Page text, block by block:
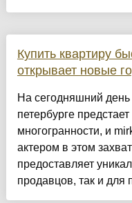
Купить квартиру
открывает новые
На сегодняшний день
петербурге
многогранности, и
актером в этом
предоставляет
продавцов, так и для